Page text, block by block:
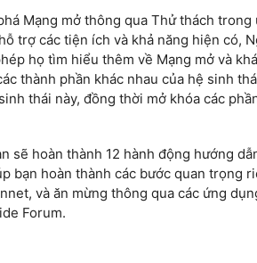
Mạng mở thông qua Thử thách trong
trợ các tiện ích và khả năng hiện có,
họ tìm hiểu thêm về Mạng mở và
thành phần khác nhau của hệ sinh
thái này, đồng thời mở khóa các
sẽ hoàn thành 12 hành động hướng
bạn hoàn thành các bước quan trọng
và ăn mừng thông qua các ứng
Forum.